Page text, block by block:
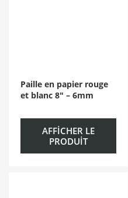
Paille en papier rouge
et blanc 8″ – 6mm
AFFICHER LE
PRODUIT